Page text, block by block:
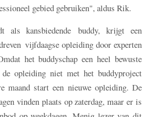
gebied gebruiken", aldus Rik.
als kansbiedende buddy, krijgt een
vijfdaagse opleiding door experten
het buddyschap een heel bewuste
opleiding niet met het buddyproject
maand start een nieuwe opleiding. De
vinden plaats op zaterdag, maar er is